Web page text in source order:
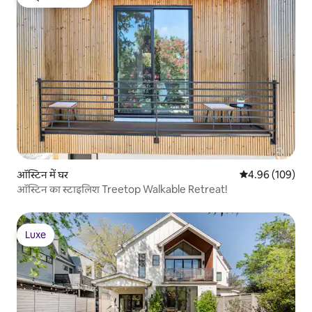
गेस्ट्स की फ़ेवरेट
ऑस्टिन में घर औसत रेटिंग 5 में से
4.96 (109)
ऑस्टिन का स्टाइलिश Treetop Walkable Retreat!
Luxe
Luxe